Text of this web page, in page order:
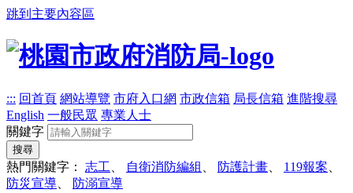
跳到主要內容區
::: 回首頁 網站導覽 市府入口網 市政信箱 局長信箱 進階搜尋
English 一般民眾 專業人士
關鍵字
搜尋
熱門關鍵字： 志工 自衛消防編組 防護計畫 119報案
防災宣導
防溺宣導